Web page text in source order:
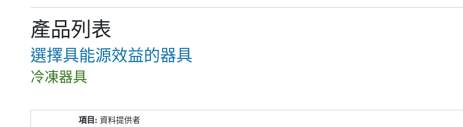
產品列表
選擇具能源效益的器具
冷凍器具
資料提供者